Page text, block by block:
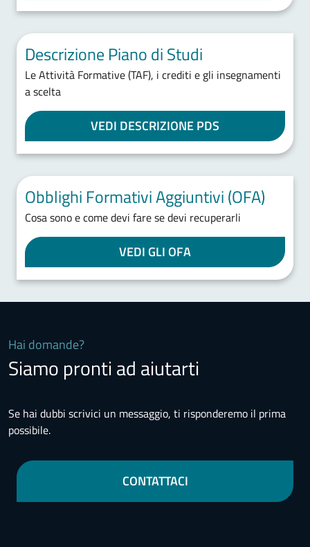
Descrizione Piano di Studi
Le Attività Formative (TAF), i crediti e gli insegnamenti
a scelta
VEDI DESCRIZIONE PDS
Obblighi Formativi Aggiuntivi (OFA)
Cosa sono e come devi fare se devi recuperarli
VEDI GLI OFA
Hai domande?
Siamo pronti ad aiutarti
Se hai dubbi scrivici un messaggio, ti risponderemo il prima
possibile.
CONTATTACI